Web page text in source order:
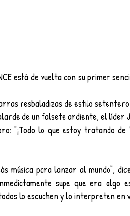
está de vuelta con su primer
resbaladizas de estilo
de un falsete ardiente, el líder
"¡Todo lo que estoy tratando de
música para lanzar al mundo",
supe que era algo
lo escuchen y lo interpreten en